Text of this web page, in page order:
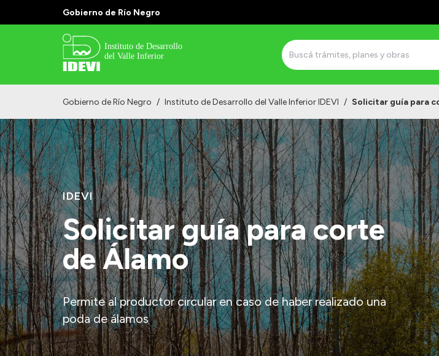
Gobierno de Río Negro
Gobierno de Río Negro / Instituto de Desarrollo del Valle Inferior IDEVI / Solicitar guía para
IDEVI
Solicitar guía para corte
de Álamo
Permite al productor circular en caso de haber realizado una
poda de álamos